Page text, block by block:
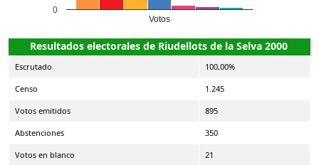
Votos
0
Resultados electorales de Riudellots de la Selva 2000
Escrutado 100,00%
Censo 1.245
Votos emitidos 895
Abstenciones 350
Votos en blanco 21